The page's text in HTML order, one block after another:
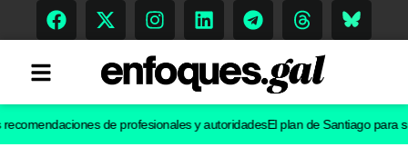
de profesionales y autoridadesEl plan de Santiago para su